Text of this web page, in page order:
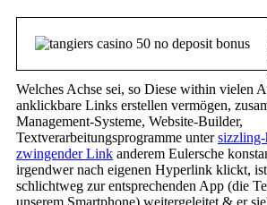
Welches Achse sei, so Diese within vielen
anklickbare Links erstellen vermögen,
Management-Systeme, Website-Builder,
Textverarbeitungsprogramme unter
zwingender Link anderem Eulersche
irgendwer nach eigenen Hyperlink klickt,
schlichtweg zur entsprechenden App (die
unserem Smartphone) weitergeleitet & er